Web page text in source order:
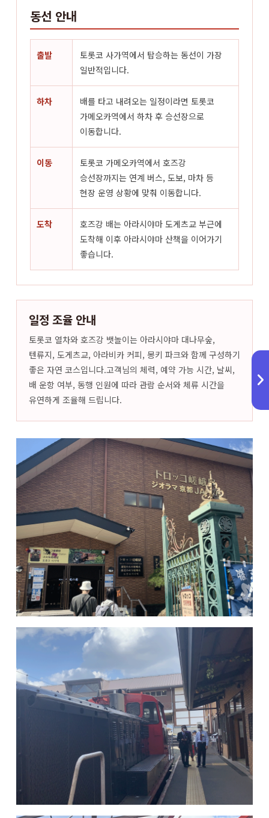
동선 안내
출발
토롯코 사가역에서 탑승하는 동선이 가장
일반적입니다.
하차
배를 타고 내려오는 일정이라면 토롯코
가메오카역에서 하차 후 승선장으로
이동합니다.
이동
토롯코 가메오카역에서 호즈강
승선장까지는 연계 버스, 도보, 마차 등
현장 운영 상황에 맞춰 이동합니다.
도착
호즈강 배는 아라시야마 도게츠교 부근에
도착해 이후 아라시야마 산책을 이어가기
좋습니다.
일정 조율 안내
토롯코 열차와 호즈강 뱃놀이는 아라시야마 대나무숲,
텐류지, 도게츠교, 아라비카 커피, 몽키 파크와 함께 구성하기
좋은 자연 코스입니다.고객님의 체력, 예약 가능 시간, 날씨,
배 운항 여부, 동행 인원에 따라 관람 순서와 체류 시간을
유연하게 조율해 드립니다.